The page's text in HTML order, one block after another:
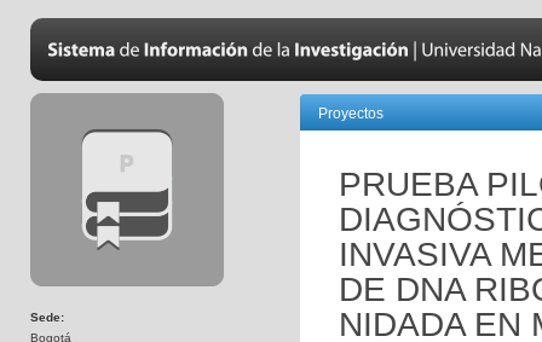
Sede:
Bogotá
Proyectos
PRUEBA
INVASIVA
DE DNA
NIDADA EN